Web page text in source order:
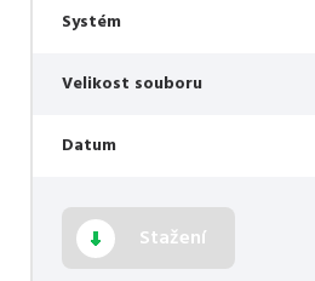
Systém
Velikost souboru
Datum
Stažení